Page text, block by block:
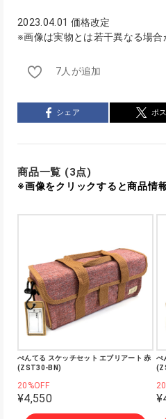
2023.04.01 価格改定
※画像は実物とは若干異なる場合
7人が追加
シェア ポ
商品一覧 (3点)
※画像をクリックすると商品情
ぺんてる スケッチセット エブリアート 赤
(ZST30-BN)
20%OFF
¥4,550
ぺ